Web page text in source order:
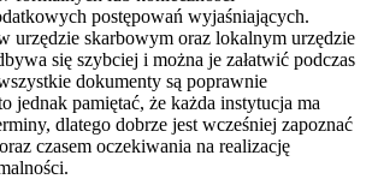
postępowań wyjaśniających.
urzędzie skarbowym oraz lokalnym urzędzie
się szybciej i można je załatwić podczas
dokumenty są poprawnie
jednak pamiętać, że każda instytucja ma
dlatego dobrze jest wcześniej zapoznać
czasem oczekiwania na realizację